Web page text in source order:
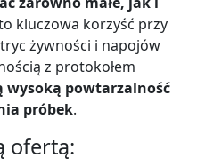
kluczowa korzyść przy
żywności i napojów
z protokołem
wysoką powtarzalność
próbek.
ofertą: